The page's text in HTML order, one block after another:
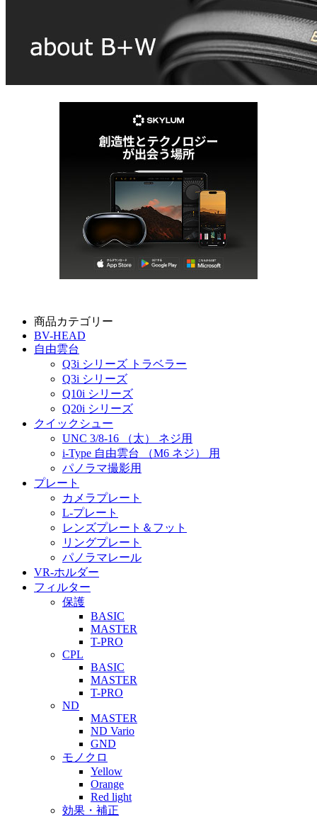
商品カテゴリー
BV-HEAD
自由雲台
Q3i シリーズ トラベラー
Q3i シリーズ
Q10i シリーズ
Q20i シリーズ
クイックシュー
UNC 3/8-16 （太） ネジ用
i-Type 自由雲台 （M6 ネジ） 用
パノラマ撮影用
プレート
カメラプレート
L-プレート
レンズプレート＆フット
リングプレート
パノラマレール
VR-ホルダー
フィルター
保護
BASIC
MASTER
T-PRO
CPL
BASIC
MASTER
T-PRO
ND
MASTER
ND Vario
GND
モノクロ
Yellow
Orange
Red light
効果・補正